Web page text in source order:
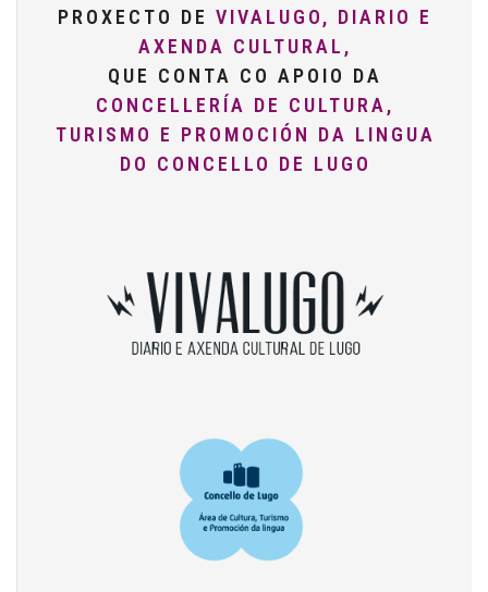
PROXECTO DE VIVALUGO, DIARIO E
AXENDA CULTURAL,
QUE CONTA CO APOIO DA
CONCELLERÍA DE CULTURA,
TURISMO E PROMOCIÓN DA LINGUA
DO CONCELLO DE LUGO